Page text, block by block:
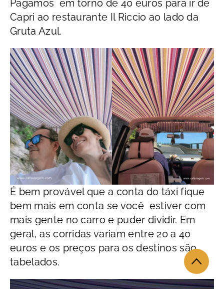
Pagamos em torno de 40 euros para ir de
Capri ao restaurante Il Riccio ao lado da
Gruta Azul.
É bem provável que a conta do táxi fique
bem mais em conta se você estiver com
mais gente no carro e puder dividir. Em
geral, as corridas variam entre 20 a 40
euros e os preços para os destinos são
tabelados.